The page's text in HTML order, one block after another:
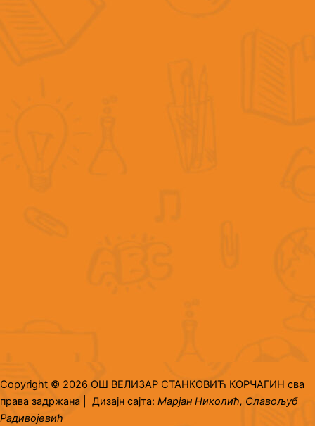
Copyright © 2026 ОШ ВЕЛИЗАР СТАНКОВИЋ КОРЧАГИН сва
права задржана | Дизајн сајта: Марјан Николић, Славољуб
Радивојевић